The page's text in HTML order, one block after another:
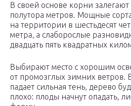
В своей основе корни
полутора метров. Мощные
на территории в шестьдесят
метра, а слаборослые
двадцать пять квадратных
Выбирают место с хорошим
от промозглых зимних ветров.
падает сильная тень, дерево
плохо: плоды начнут опадать,